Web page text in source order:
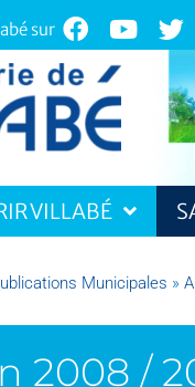
sur
VILLABÉ
Municipales »
2008 /